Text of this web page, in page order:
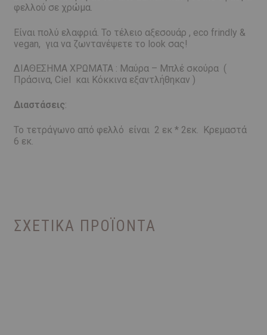
φελλού σε χρώμα.
Είναι πολύ ελαφριά. Το τέλειο αξεσουάρ , eco frindly &
vegan, για να ζωντανέψετε το look σας!
ΔΙΑΘΕΣΗΜΑ ΧΡΩΜΑΤΑ : Μαύρα – Μπλέ σκούρα (
Πράσινα, Ciel και Κόκκινα εξαντλήθηκαν )
Διαστάσεις:
Το τετράγωνο από φελλό είναι 2 εκ * 2εκ. Κρεμαστά
6 εκ.
ΣΧΕΤΙΚΆ ΠΡΟΪΌΝΤΑ